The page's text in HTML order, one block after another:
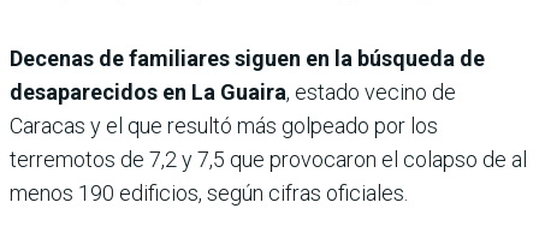
Decenas de familiares siguen en la búsqueda de
desaparecidos en La Guaira, estado vecino de
Caracas y el que resultó más golpeado por los
terremotos de 7,2 y 7,5 que provocaron el colapso de al
menos 190 edificios, según cifras oficiales.